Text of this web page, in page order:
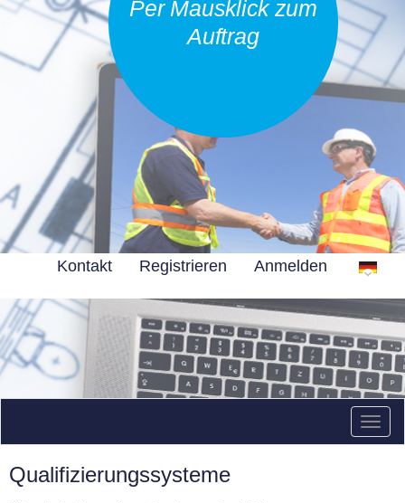
Per Mausklick zum
Auftrag
Kontakt Registrieren Anmelden
Qualifizierungssysteme